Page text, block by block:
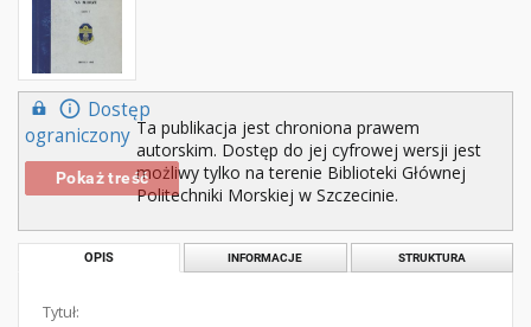
Dostęp
ograniczony
Pokaż treść
Ta publikacja jest chroniona prawem
autorskim. Dostęp do jej cyfrowej wersji jest
możliwy tylko na terenie Biblioteki Głównej
Politechniki Morskiej w Szczecinie.
OPIS INFORMACJE STRUKTURA
Tytuł: